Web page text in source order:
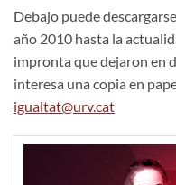
Debajo puede
año 2010 hasta la
impronta que dejaron en
interesa una copia en
igualtat@urv.cat